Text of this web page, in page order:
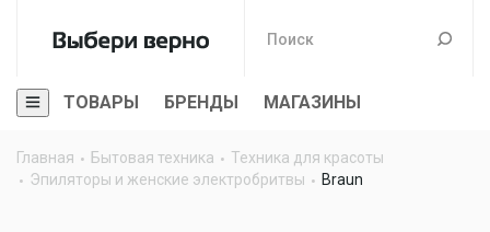
ТОВАРЫ БРЕНДЫ МАГАЗИНЫ
Главная Бытовая техника
Техника для красоты
Эпиляторы и женские электробритвы
Braun